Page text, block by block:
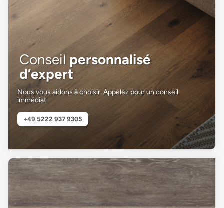
Conseil personnalisé
d’expert
Nous vous aidons à choisir. Appelez pour un conseil
immédiat.
+49 5222 937 9305